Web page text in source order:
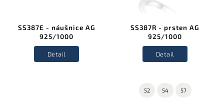
SS387E - náušnice AG
925/1000
Detail
SS387R - prsten AG
925/1000
Detail
52 54 57